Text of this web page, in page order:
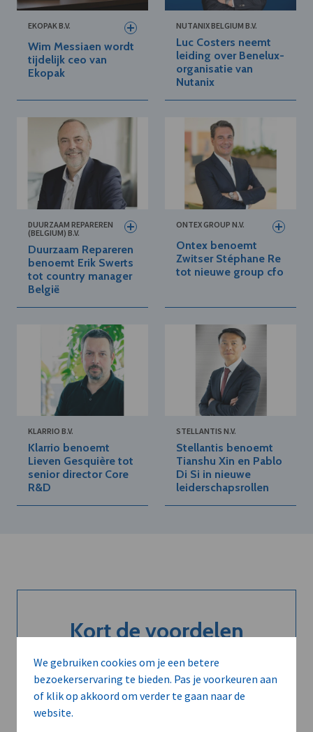
We gebruiken cookies om je een betere
bezoekerservaring te bieden. Pas je voorkeuren aan
of klik op akkoord om verder te gaan naar de
website.
EKOPAK B.V.
Wim Messiaen wordt
tijdelijk ceo van
Ekopak
NUTANIX BELGIUM B.V.
Luc Costers neemt
leiding over Benelux-
organisatie van
Nutanix
DUURZAAM REPAREREN
(BELGIUM) B.V.
Duurzaam Repareren
benoemt Erik Swerts
tot country manager
België
ONTEX GROUP N.V.
Ontex benoemt
Zwitser Stéphane Re
tot nieuwe group cfo
KLARRIO B.V.
Klarrio benoemt
Lieven Gesquière tot
senior director Core
R&D
STELLANTIS N.V.
Stellantis benoemt
Tianshu Xin en Pablo
Di Si in nieuwe
leiderschapsrollen
Kort de voordelen
van een
abonnement...